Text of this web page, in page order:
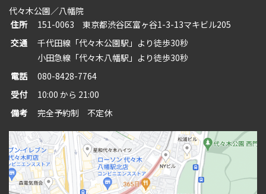
代々木公園／八幡院
住所
151-0063 東京都渋谷区富ヶ谷1-3-13マキビル205
交通
千代田線「代々木公園駅」より徒歩30秒
小田急線「代々木八幡駅」より徒歩30秒
電話
080-8428-7764
受付
10:00 から 21:00
備考
完全予約制 不定休